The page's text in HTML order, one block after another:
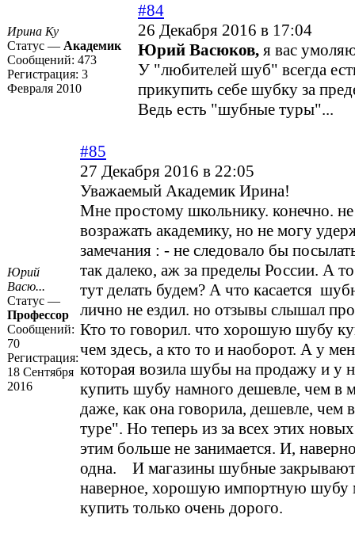
Ирина Ку
Статус — Академик
Сообщений: 473
Регистрация: 3
Февраля 2010
#84
26 Декабря 2016 в 17:04
Юрий Васюков, я вас
У "любителей шуб" всегда
прикупить себе шубку за
Ведь есть "шубные туры"...
Юрий
Васю...
Статус —
Профессор
Сообщений:
70
Регистрация:
18 Сентября
2016
#85
27 Декабря 2016 в 22:05
Уважаемый Академик Ирина!
Мне простому школьнику. конечно. не
возражать академику, но не могу
замечания : - не следовало бы
так далеко, аж за пределы России. А
тут делать будем? А что касается
лично не ездил. но отзывы слышал
Кто то говорил. что хорошую шубу
чем здесь, а кто то и наоборот. А у
которая возила шубы на продажу и у
купить шубу намного дешевле, чем в
даже, как она говорила, дешевле,
туре". Но теперь из за всех этих
этим больше не занимается. И,
одна. И магазины шубные
наверное, хорошую импортную шубу
купить только очень дорого.